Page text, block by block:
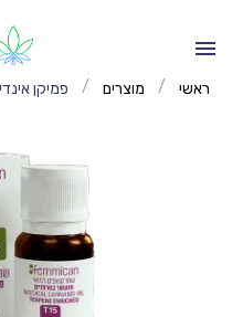
ראשי מוצרים פמיקן